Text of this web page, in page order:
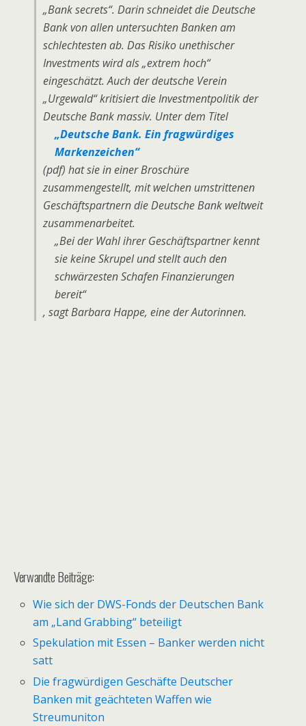
„Bank secrets“. Darin schneidet die Deutsche
Bank von allen untersuchten Banken am
schlechtesten ab. Das Risiko unethischer
Investments wird als „extrem hoch“
eingeschätzt. Auch der deutsche Verein
„Urgewald“ kritisiert die Investmentpolitik der
Deutsche Bank massiv. Unter dem Titel
Deutsche Bank. Ein fragwürdiges
Markenzeichen
(pdf) hat sie in einer Broschüre
zusammengestellt, mit welchen umstrittenen
Geschäftspartnern die Deutsche Bank weltweit
zusammenarbeitet.
Bei der Wahl ihrer Geschäftspartner kennt
sie keine Skrupel und stellt auch den
schwärzesten Schafen Finanzierungen
bereit
, sagt Barbara Happe, eine der Autorinnen.
Verwandte Beiträge:
Wie sich der DWS-Fonds der Deutschen Bank
am „Land Grabbing“ beteiligt
Spekulation mit Essen – Banker werden nicht
satt
Die fragwürdigen Geschäfte Deutscher
Banken mit geächteten Waffen wie
Streumuniton